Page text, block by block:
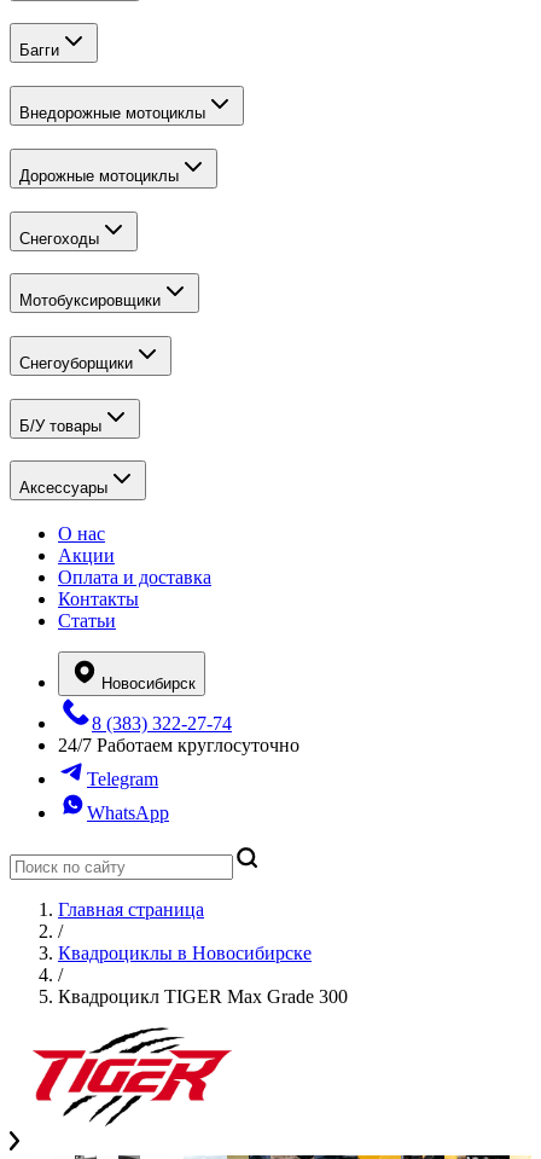
Багги
Внедорожные мотоциклы
Дорожные мотоциклы
Снегоходы
Мотобуксировщики
Снегоуборщики
Б/У товары
Аксессуары
О нас
Акции
Оплата и доставка
Контакты
Статьи
Новосибирск
8 (383) 322-27-74
24/7 Работаем круглосуточно
Telegram
WhatsApp
Главная страница
/
Квадроциклы в Новосибирске
/
Квадроцикл TIGER Max Grade 300